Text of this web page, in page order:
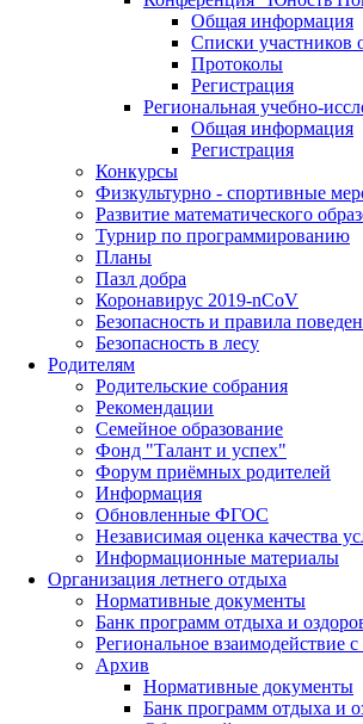
Общая информация
Списки участников
Протоколы
Регистрация
Региональная учебно-
Общая информация
Регистрация
Конкурсы
Физкультурно - спортивные
Развитие математического
Турнир по программированию
Планы
Пазл добра
Коронавирус 2019-nCoV
Безопасность и правила
Безопасность в лесу
Родителям
Родительские собрания
Рекомендации
Семейное образование
Фонд "Талант и успех"
Форум приёмных родителей
Информация
Обновленные ФГОС
Независимая оценка качества
Информационные материалы
Организация летнего отдыха
Нормативные документы
Банк программ отдыха и
Региональное
Архив
Нормативные документы
Банк программ отдыха и